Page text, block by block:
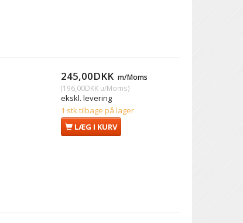
245,00DKK m/Moms
(196,00DKKu/Moms)
ekskl. levering
1 stk tilbage på lager
LÆG I KURV